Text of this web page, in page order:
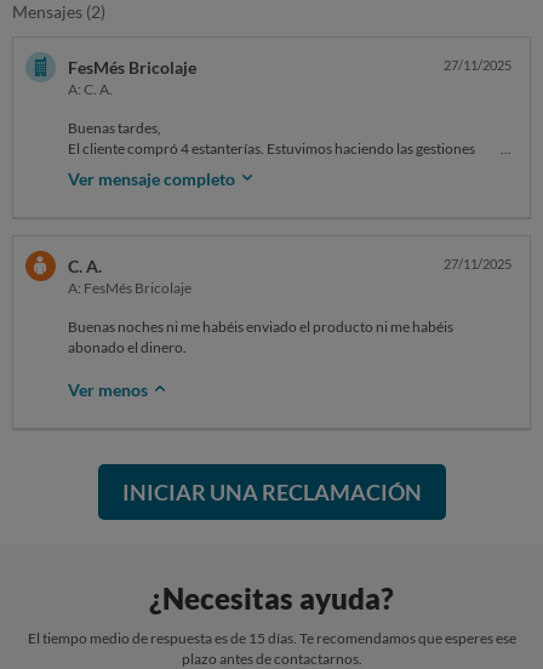
arrepentido.
cantidad y al mismo precio y que no me anulen el emcargo ya que es un
fallo de ellos por mala prevision.
Mensajes (2)
FesMés Bricolaje
A: C. A.
27/11/2025
Buenas tardes,
El cliente compró 4 estanterías. Estuvimos haciendo las gestiones
pertinentes para intentar conseguirle las unidades, cosa que no ha sigo
posible. No se le podrán enviar y ya se le ha hecho el abono.
Ver mensaje completo
C. A.
A: FesMés Bricolaje
27/11/2025
Buenas noches ni me habéis enviado el producto ni me habéis
abonado el dinero.
Ver menos
INICIAR UNA RECLAMACIÓN
¿Necesitas ayuda?
El tiempo medio de respuesta es de 15 días. Te recomendamos que esperes ese
plazo antes de contactarnos.